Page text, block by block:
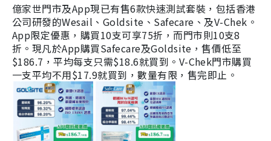
億家世門市及App現已有售6款快速測試套裝，包括香港
公司研發的Wesail、Goldsite、Safecare、及V-Chek。
App限定優惠，購買10支可享75折，而門市則10支8
折。現凡於App購買Safecare及Goldsite，售價低至
$186.7，平均每支只需$18.6就買到。V-Chek門市購買
一支平均不用$17.9就買到，數量有限，售完即止。